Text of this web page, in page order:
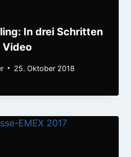
In drei Schritten
25. Oktober 2018